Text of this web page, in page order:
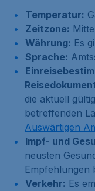
Temperatur:
Zeitzone:
Währung: Es
Sprache:
die aktuell
betreffenden
Auswärtigen
Impf- und
neusten
Empfehlungen
Verkehr: Es